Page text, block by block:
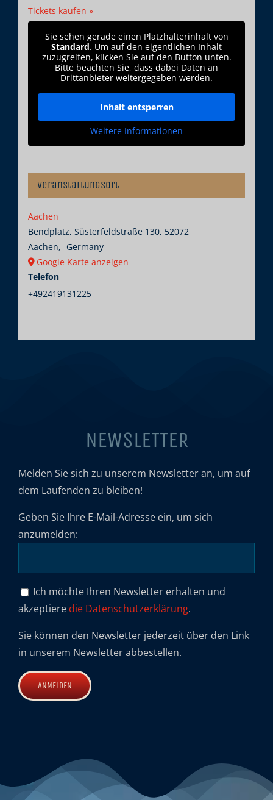
Tickets kaufen »
Veranstaltungsort
Aachen
Bendplatz, Süsterfeldstraße 130, 52072
Aachen, Germany
Google Karte anzeigen
Telefon
+492419131225
Sie sehen gerade einen Platzhalterinhalt von
Standard. Um auf den eigentlichen Inhalt
zuzugreifen, klicken Sie auf den Button unten.
Bitte beachten Sie, dass dabei Daten an
Drittanbieter weitergegeben werden.
Inhalt entsperren
Weitere Informationen
NEWSLETTER
Melden Sie sich zu unserem Newsletter an, um auf
dem Laufenden zu bleiben!
Geben Sie Ihre E-Mail-Adresse ein, um sich
anzumelden:
Ich möchte Ihren Newsletter erhalten und
akzeptiere die Datenschutzerklärung.
Sie können den Newsletter jederzeit über den Link
in unserem Newsletter abbestellen.